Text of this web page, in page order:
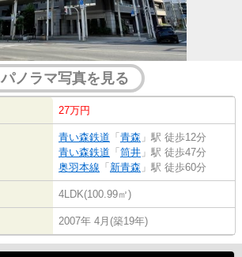
パノラマ写真を見る
27万円
青い森鉄道 「 青森 」駅 徒歩12分
青い森鉄道 「 筒井 」駅 徒歩47分
奥羽本線 「 新青森 」駅 徒歩60分
4LDK(100.99㎡)
2007年 4月(築19年)